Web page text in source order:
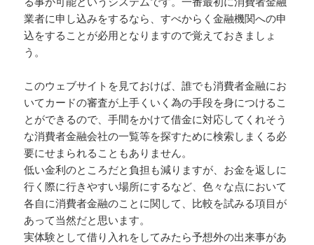
業者に申し込みをするなら、すべからく金融機関への申
込をすることが必用となりますので覚えておきましょ
う。
このウェブサイトを見ておけば、誰でも消費者金融にお
いてカードの審査が上手くいく為の手段を身につけるこ
とができるので、手間をかけて借金に対応してくれそう
な消費者金融会社の一覧等を探すために検索しまくる必
要にせまられることもありません。
低い金利のところだと負担も減りますが、お金を返しに
行く際に行きやすい場所にするなど、色々な点において
各自に消費者金融のことに関して、比較を試みる項目が
あって当然だと思います。
実体験として借り入れをしてみたら予想外の出来事があ